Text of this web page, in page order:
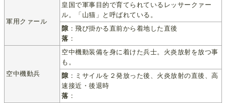
軍用クァール
皇国で軍事目的で育てられているレッサークァー
ル。「山猫」と呼ばれている。
隙 ：飛び掛かる直前から着地した直後
落 ：
空中機動兵
空中機動装備を身に着けた兵士。火炎放射を放つ事
も。
隙 ：ミサイルを２発放った後、火炎放射の直後、高
速接近・後退時
落 ：